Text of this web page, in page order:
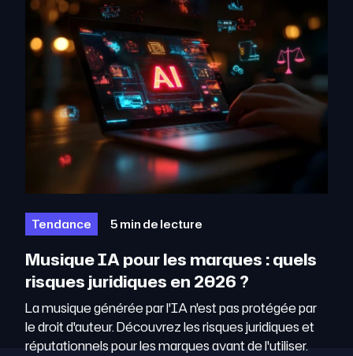
Tendance 5 min de lecture
Musique IA pour les marques : quels
risques juridiques en 2026 ?
La musique générée par l'IA n'est pas protégée par
le droit d'auteur. Découvrez les risques juridiques et
réputationnels pour les marques avant de l'utiliser.